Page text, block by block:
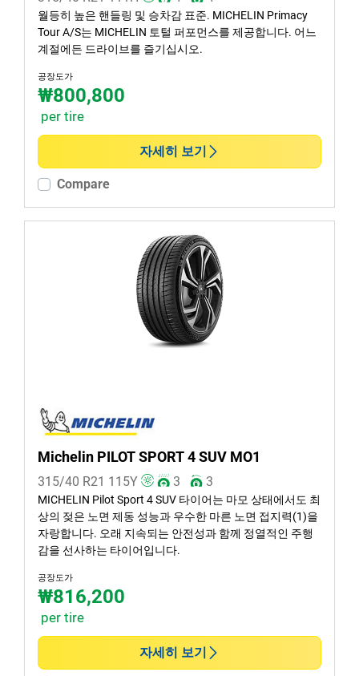
월등히 높은 핸들링 및 승차감 표준. MICHELIN Primacy
Tour A/S는 MICHELIN 토털 퍼포먼스를 제공합니다. 어느
계절에든 드라이브를 즐기십시오.
공장도가
₩800,800
per tire
자세히 보기
Compare
Michelin PILOT SPORT 4 SUV MO1
315/40 R21 115Y 3 3
MICHELIN Pilot Sport 4 SUV 타이어는 마모 상태에서도 최
상의 젖은 노면 제동 성능과 우수한 마른 노면 접지력(1)을
자랑합니다. 오래 지속되는 안전성과 함께 정열적인 주행
감을 선사하는 타이어입니다.
공장도가
₩816,200
per tire
자세히 보기